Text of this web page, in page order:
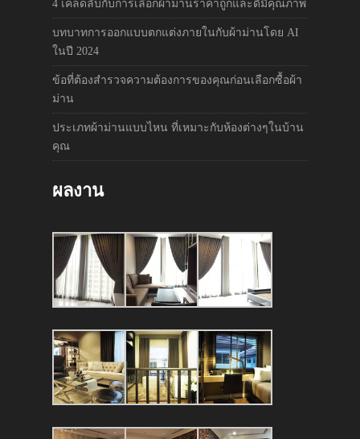
4 เคล็ดลับกับการเลือกผ้าม่านราคาถูกและดีมีคุณภาพ
บทบาทการออกแบบตกแต่งภายในกับผ้าม่านโดย AI
ในปี 2024
ข้อที่ต้องสำรวจความต้องการของคุณก่อนเลือกซื้อผ้า
ม่าน
ประเภทผ้าม่านแบบไหน ที่เหมาะกับห้องต่างๆในบ้าน
คุณ
ผลงาน